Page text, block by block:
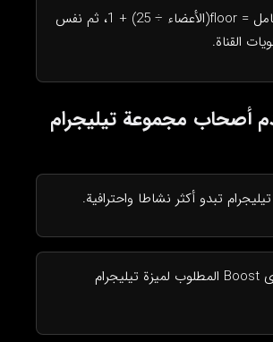
المجموعة: المعامل = floor(الأعضاء ÷ 25) + 1، ثم نفس
القناة.
أصحاب مجموعة تيليجرام
تبدو أكثر نشاطا واحترافية.
صل إلى مستوى Boost المطلوب لميزة تيليجرام